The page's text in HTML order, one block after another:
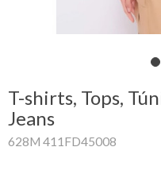
T-shirts, Tops,
Jeans
628M 411FD45008